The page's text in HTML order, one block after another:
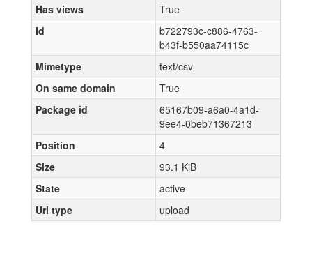
Has views
True
Id
b722793c-c886-4763-
b43f-b550aa74115c
Mimetype
text/csv
On same domain
True
Package id
65167b09-a6a0-4a1d-
9ee4-0beb71367213
Position
4
Size
93.1 KiB
State
active
Url type
upload